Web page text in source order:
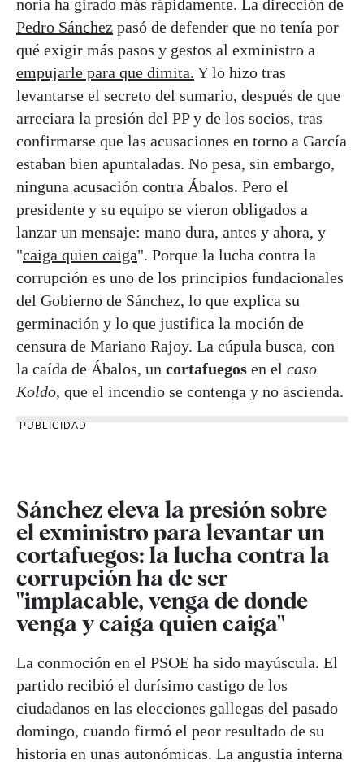
noria ha girado más rápidamente. La dirección de
Pedro Sánchez pasó de defender que no tenía por
qué exigir más pasos y gestos al exministro a
empujarle para que dimita. Y lo hizo tras
levantarse el secreto del sumario, después de que
arreciara la presión del PP y de los socios, tras
confirmarse que las acusaciones en torno a García
estaban bien apuntaladas. No pesa, sin embargo,
ninguna acusación contra Ábalos. Pero el
presidente y su equipo se vieron obligados a
lanzar un mensaje: mano dura, antes y ahora, y
"caiga quien caiga". Porque la lucha contra la
corrupción es uno de los principios fundacionales
del Gobierno de Sánchez, lo que explica su
germinación y lo que justifica la moción de
censura de Mariano Rajoy. La cúpula busca, con
la caída de Ábalos, un cortafuegos en el caso
Koldo, que el incendio se contenga y no ascienda.
PUBLICIDAD
Sánchez eleva la presión sobre
el exministro para levantar un
cortafuegos: la lucha contra la
corrupción ha de ser
"implacable, venga de donde
venga y caiga quien caiga"
La conmoción en el PSOE ha sido mayúscula. El
partido recibió el durísimo castigo de los
ciudadanos en las elecciones gallegas del pasado
domingo, cuando firmó el peor resultado de su
historia en unas autonómicas. La angustia interna